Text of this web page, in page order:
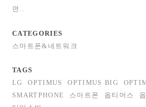
면..
CATEGORIES
스마트폰&네트워크
TAGS
LG
OPTIMUS OPTIMUS BIG
SMARTPHONE
스마트폰 옵티머스